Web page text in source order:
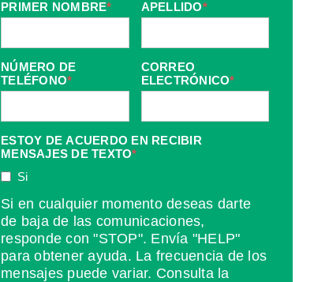
PRIMER NOMBRE* APELLIDO*
NÚMERO DE
TELÉFONO*
CORREO
ELECTRÓNICO*
ESTOY DE ACUERDO EN RECIBIR
MENSAJES DE TEXTO*
Si
Si en cualquier momento deseas darte
de baja de las comunicaciones,
responde con "STOP". Envía "HELP"
para obtener ayuda. La frecuencia de los
mensajes puede variar. Consulta la